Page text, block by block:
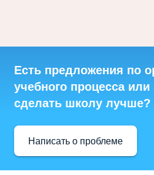
Есть предложения по
учебного процесса или
сделать школу лучше?
Написать о проблеме